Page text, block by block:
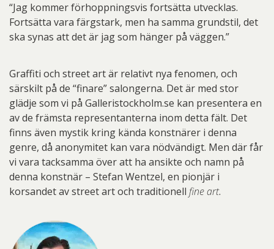
“Jag kommer förhoppningsvis fortsätta utvecklas.
Fortsätta vara färgstark, men ha samma grundstil, det
ska synas att det är jag som hänger på väggen.”
Graffiti och street art är relativt nya fenomen, och
särskilt på de “finare” salongerna. Det är med stor
glädje som vi på Galleristockholm.se kan presentera en
av de främsta representanterna inom detta fält. Det
finns även mystik kring kända konstnärer i denna
genre, då anonymitet kan vara nödvändigt. Men där får
vi vara tacksamma över att ha ansikte och namn på
denna konstnär – Stefan Wentzel, en pionjär i
korsandet av street art och traditionell fine art.